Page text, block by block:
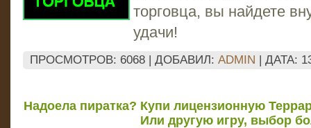
торговца, вы найдете
удачи!
ПРОСМОТРОВ: 6068 | ДОБАВИЛ: ADMIN | ДАТА:
Надоела пиратка? Купи лицензионную
Или другую игру, выбор